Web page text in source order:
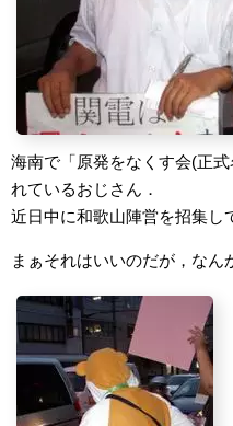
海南で「原発をなくす会(正
れているおじさん．
近日中に和歌山陣営を招集し
まぁそれはいいのだが，なん